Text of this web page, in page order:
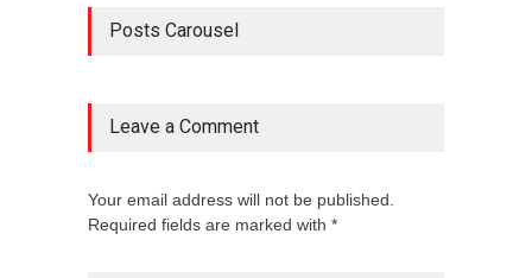
Posts Carousel
Leave a Comment
Your email address will not be published.
Required fields are marked with *